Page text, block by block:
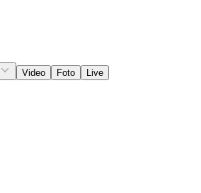
Video Foto
Live